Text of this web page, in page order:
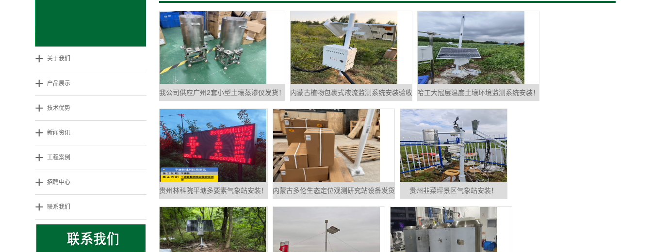
+ 关于我们
+ 产品展示
+ 技术优势
+ 新闻资讯
+ 工程案例
+ 招聘中心
+ 联系我们
我公司供应广州2套小型土壤蒸渗仪发货！ 内蒙古植物包裹式液流监测系统安装验收 哈工大冠层温度土壤环境监测系统安装！
贵州林科院平塘多要素气象站安装！ 内蒙古多伦生态定位观测研究站设备发货 贵州韭菜坪景区气象站安装！